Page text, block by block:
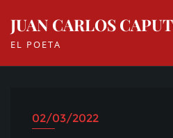
content
JUAN CARLOS
EL POETA
02/03/2022